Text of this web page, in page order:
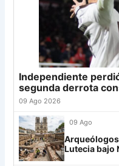
Palmeiras
Grupo G
LDU
Mirassol
Lanús
Always Ready
Defensa
Banfield
Sarmiento
Atl. Tucumán
Newell's
26 Central Córdoba
27 Platense
28
29 Aldosivi
30 Estudiantes RC
Independiente
segunda derrota
09 Ago 2026
09 Ago
Lutecia bajo